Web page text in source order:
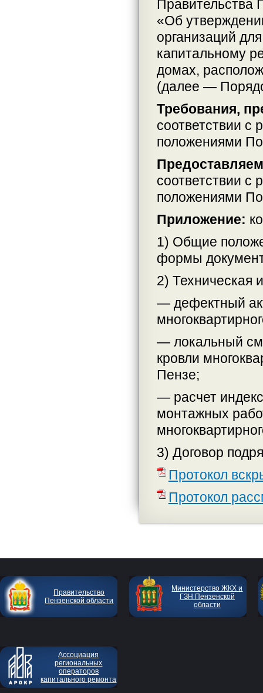
Правительства
«Об
организаций
капитальному
домах,
(далее —
Требования,
соответствии с
положениями
соответствии с
положениями
Приложение:
1) Общие
формы
2) Техническая
— дефектный
— локальный
кровли
Пензе;
— расчет
монтажных
3) Договор
Протокол
Протокол
Правительство
Пензенской области
Министерство ЖКХ и
ГЗН Пензенской
области
Ассоциация
региональных
операторов
капитального ремонта